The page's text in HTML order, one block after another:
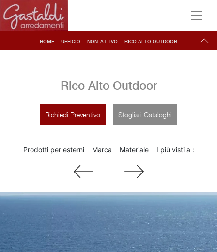
HOME - UFFICIO - NON_ATTIVO - RICO ALTO OUTDOOR
Rico Alto Outdoor
Richiedi Preventivo Sfoglia i Cataloghi
Prodotti per esterni Marca Materiale I più visti a :